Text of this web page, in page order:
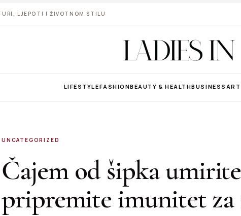
LJEPOTI I ŽIVOTNOM STILU
LIFESTYLEFASHIONBEAUTY & HEALTHBUSINESS
UNCATEGORIZED
Čajem od šipka
pripremite imunitet za